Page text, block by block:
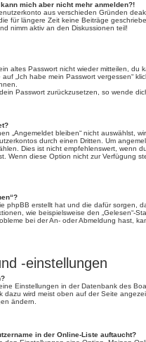
mich aber nicht mehr anmelden?!
aus verschieden Gründen
für längere Zeit keine Beiträge
nimm aktiv an den Diskussionen teil!
altes Passwort nicht wieder mitteilen, du
„Ich habe mein Passwort vergessen“
Passwort zurückzusetzen, so wende
„Angemeldet bleiben“ nicht auswählst,
durch einen Dritten. Um
Dies ist nicht empfehlenswert, wenn
Wenn diese Option nicht zur Verfügung
phpBB erstellt hat und die dafür sorgen,
wie beispielsweise den „Gelesen“-
bei der An- oder Abmeldung hast,
-einstellungen
Einstellungen in der Datenbank des
dazu wird meist oben auf der Seite
ändern.
in der Online-Liste auftaucht?